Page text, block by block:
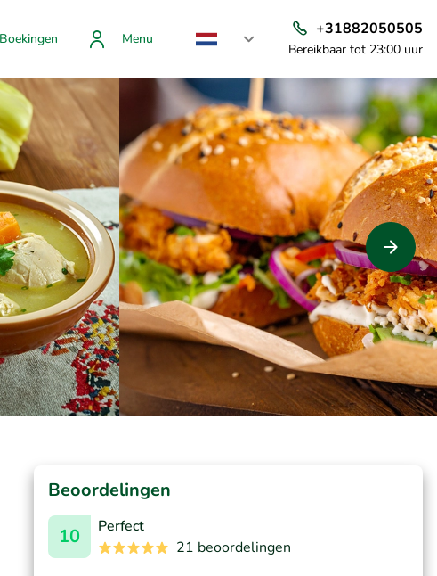
Boekingen Menu
+31882050505
Bereikbaar tot 23:00 uur
Beoordelingen
10
Perfect
21 beoordelingen